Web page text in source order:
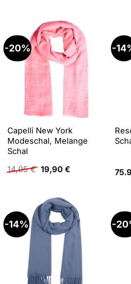
-20%
Capelli New York
Modeschal, Melange
Schal
14,95€ Ursprünglicher
Preis
19,90 €Aktueller
-
-14% -